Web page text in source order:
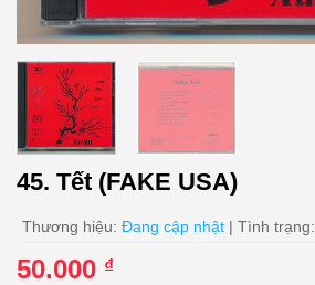
45. Tết (FAKE USA)
Thương hiệu: Đang cập nhật | Tình trạng:
50.000 ₫